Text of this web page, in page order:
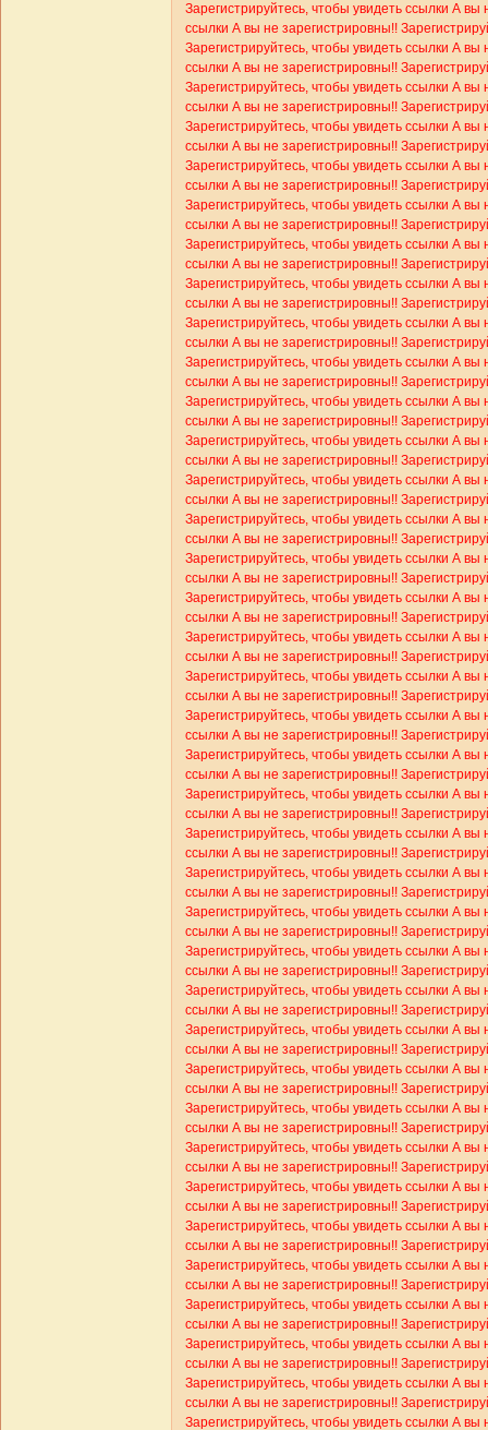
Зарегистрируйтесь, чтобы увидеть ссылки А вы
ссылки А вы не зарегистрировны!!
Зарегистрируйтесь, чтобы увидеть ссылки А вы
ссылки А вы не зарегистрировны!!
Зарегистрируйтесь, чтобы увидеть ссылки А вы
ссылки А вы не зарегистрировны!!
Зарегистрируйтесь, чтобы увидеть ссылки А вы
ссылки А вы не зарегистрировны!!
Зарегистрируйтесь, чтобы увидеть ссылки А вы
ссылки А вы не зарегистрировны!!
Зарегистрируйтесь, чтобы увидеть ссылки А вы
ссылки А вы не зарегистрировны!!
Зарегистрируйтесь, чтобы увидеть ссылки А вы
ссылки А вы не зарегистрировны!!
Зарегистрируйтесь, чтобы увидеть ссылки А вы
ссылки А вы не зарегистрировны!!
Зарегистрируйтесь, чтобы увидеть ссылки А вы
ссылки А вы не зарегистрировны!!
Зарегистрируйтесь, чтобы увидеть ссылки А вы
ссылки А вы не зарегистрировны!!
Зарегистрируйтесь, чтобы увидеть ссылки А вы
ссылки А вы не зарегистрировны!!
Зарегистрируйтесь, чтобы увидеть ссылки А вы
ссылки А вы не зарегистрировны!!
Зарегистрируйтесь, чтобы увидеть ссылки А вы
ссылки А вы не зарегистрировны!!
Зарегистрируйтесь, чтобы увидеть ссылки А вы
ссылки А вы не зарегистрировны!!
Зарегистрируйтесь, чтобы увидеть ссылки А вы
ссылки А вы не зарегистрировны!!
Зарегистрируйтесь, чтобы увидеть ссылки А вы
ссылки А вы не зарегистрировны!!
Зарегистрируйтесь, чтобы увидеть ссылки А вы
ссылки А вы не зарегистрировны!!
Зарегистрируйтесь, чтобы увидеть ссылки А вы
ссылки А вы не зарегистрировны!!
Зарегистрируйтесь, чтобы увидеть ссылки А вы
ссылки А вы не зарегистрировны!!
Зарегистрируйтесь, чтобы увидеть ссылки А вы
ссылки А вы не зарегистрировны!!
Зарегистрируйтесь, чтобы увидеть ссылки А вы
ссылки А вы не зарегистрировны!!
Зарегистрируйтесь, чтобы увидеть ссылки А вы
ссылки А вы не зарегистрировны!!
Зарегистрируйтесь, чтобы увидеть ссылки А вы
ссылки А вы не зарегистрировны!!
Зарегистрируйтесь, чтобы увидеть ссылки А вы
ссылки А вы не зарегистрировны!!
Зарегистрируйтесь, чтобы увидеть ссылки А вы
ссылки А вы не зарегистрировны!!
Зарегистрируйтесь, чтобы увидеть ссылки А вы
ссылки А вы не зарегистрировны!!
Зарегистрируйтесь, чтобы увидеть ссылки А вы
ссылки А вы не зарегистрировны!!
Зарегистрируйтесь, чтобы увидеть ссылки А вы
ссылки А вы не зарегистрировны!!
Зарегистрируйтесь, чтобы увидеть ссылки А вы
ссылки А вы не зарегистрировны!!
Зарегистрируйтесь, чтобы увидеть ссылки А вы
ссылки А вы не зарегистрировны!!
Зарегистрируйтесь, чтобы увидеть ссылки А вы
ссылки А вы не зарегистрировны!!
Зарегистрируйтесь, чтобы увидеть ссылки А вы
ссылки А вы не зарегистрировны!!
Зарегистрируйтесь, чтобы увидеть ссылки А вы
ссылки А вы не зарегистрировны!!
Зарегистрируйтесь, чтобы увидеть ссылки А вы
ссылки А вы не зарегистрировны!!
Зарегистрируйтесь, чтобы увидеть ссылки А вы
ссылки А вы не зарегистрировны!!
Зарегистрируйтесь, чтобы увидеть ссылки А вы
ссылки А вы не зарегистрировны!!
Зарегистрируйтесь, чтобы увидеть ссылки А вы